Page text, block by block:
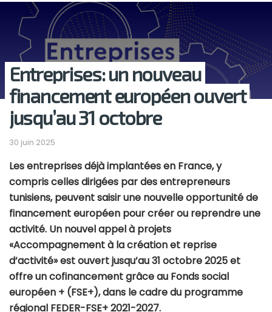
Entreprises: un nouveau
financement européen ouvert
jusqu’au 31 octobre
30 juin 2025
Les entreprises déjà implantées en France, y
compris celles dirigées par des entrepreneurs
tunisiens, peuvent saisir une nouvelle opportunité de
financement européen pour créer ou reprendre une
activité. Un nouvel appel à projets
«Accompagnement à la création et reprise
d’activité» est ouvert jusqu’au 31 octobre 2025 et
offre un cofinancement grâce au Fonds social
européen + (FSE+), dans le cadre du programme
régional FEDER-FSE+ 2021-2027.